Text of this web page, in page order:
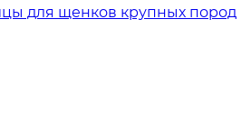
для щенков крупных пород